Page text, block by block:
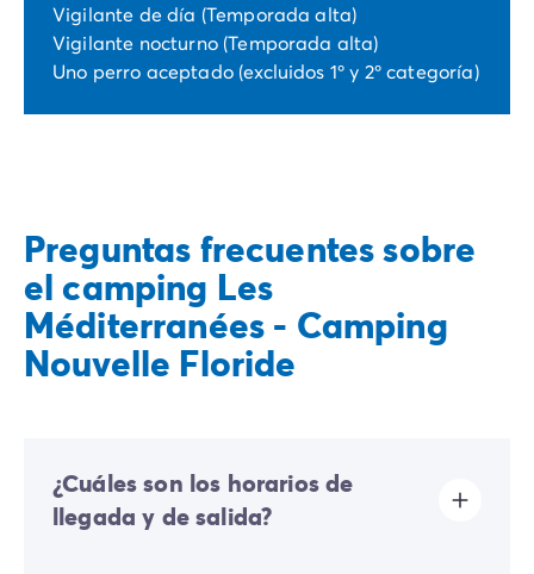
Vigilante de día (Temporada alta)
Vigilante nocturno (Temporada alta)
Uno perro aceptado (excluidos 1º y 2º categoría)
Preguntas frecuentes sobre
el camping Les
Méditerranées - Camping
Nouvelle Floride
¿Cuáles son los horarios de
llegada y de salida?